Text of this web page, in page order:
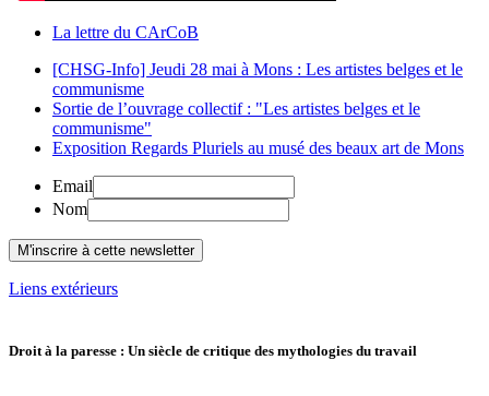
La lettre du CArCoB
[CHSG-Info] Jeudi 28 mai à Mons : Les artistes belges et le
communisme
Sortie de l’ouvrage collectif : "Les artistes belges et le
communisme"
Exposition Regards Pluriels au musé des beaux art de Mons
Email
Nom
Liens extérieurs
Droit à la paresse : Un siècle de critique des mythologies du travail